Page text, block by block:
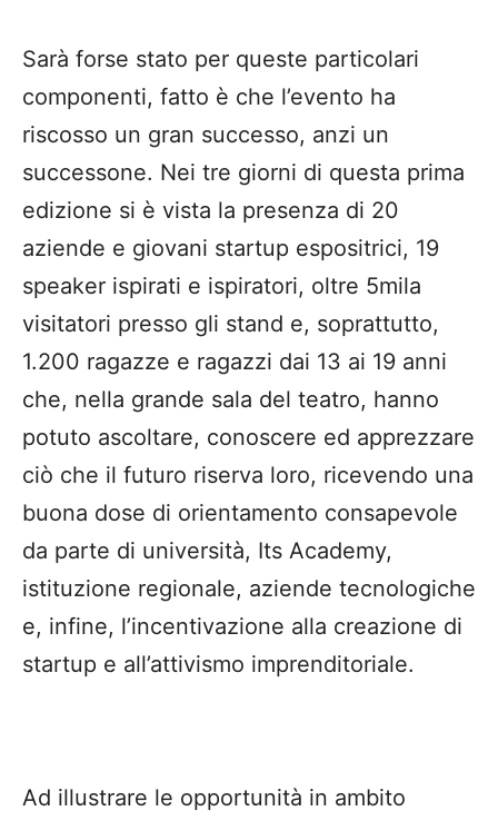
Sarà forse stato per queste particolari
componenti, fatto è che l’evento ha
riscosso un gran successo, anzi un
successone. Nei tre giorni di questa prima
edizione si è vista la presenza di 20
aziende e giovani startup espositrici, 19
speaker ispirati e ispiratori, oltre 5mila
visitatori presso gli stand e, soprattutto,
1.200 ragazze e ragazzi dai 13 ai 19 anni
che, nella grande sala del teatro, hanno
potuto ascoltare, conoscere ed apprezzare
ciò che il futuro riserva loro, ricevendo una
buona dose di orientamento consapevole
da parte di università, Its Academy,
istituzione regionale, aziende tecnologiche
e, infine, l’incentivazione alla creazione di
startup e all’attivismo imprenditoriale.
Ad illustrare le opportunità in ambito